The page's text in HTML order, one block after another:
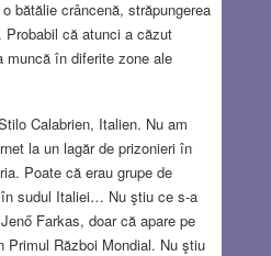
bătălie crâncenă, străpungerea
Probabil că atunci a căzut
în diferite zone ale
Calabrien, Italien. Nu am
la un lagăr de prizonieri în
Poate că erau grupe de
sudul Italiei… Nu ştiu ce s-a
Farkas, doar că apare pe
Primul Război Mondial. Nu ştiu